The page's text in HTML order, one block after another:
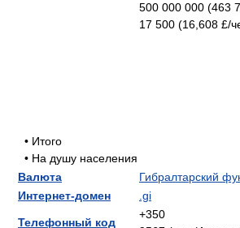
• Итого
• На душу населения
500 000 000 (463
17 500 (16,608 £/
Валюта Гибралтарский
Интернет-домен
.gi
Телефонный код
+350